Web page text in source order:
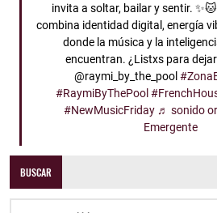
invita a soltar, bailar y sentir.
combina identidad digital, energía
donde la música y la
encuentran. ¿Listxs para
@raymi_by_the_pool
#RaymiByThePool
#NewMusicFriday ♬ sonido
Emergente
BUSCAR